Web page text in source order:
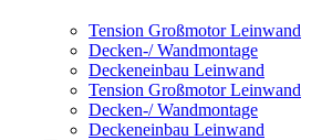
Tension Großmotor Leinwand
Decken-/ Wandmontage
Deckeneinbau Leinwand
Tension Großmotor Leinwand
Decken-/ Wandmontage
Deckeneinbau Leinwand